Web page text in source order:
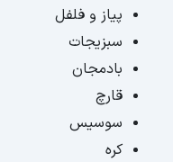
پیاز و فلفل
سبزیجات
بادمجان
قارچ
سوسیس
کره